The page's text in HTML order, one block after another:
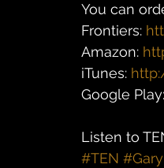
You can
Frontiers:
Amazon:
iTunes:
Google Play:
Listen to
#TEN